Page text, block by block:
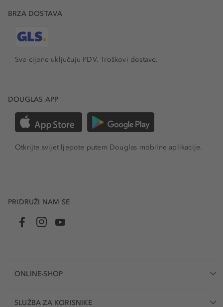
BRZA DOSTAVA
Sve cijene uključuju PDV.Troškovi dostave.
DOUGLAS APP
Otkrijte svijet ljepote putem Douglas mobilne aplikacije.
PRIDRUŽI NAM SE
ONLINE-SHOP
SLUŽBA ZA KORISNIKE